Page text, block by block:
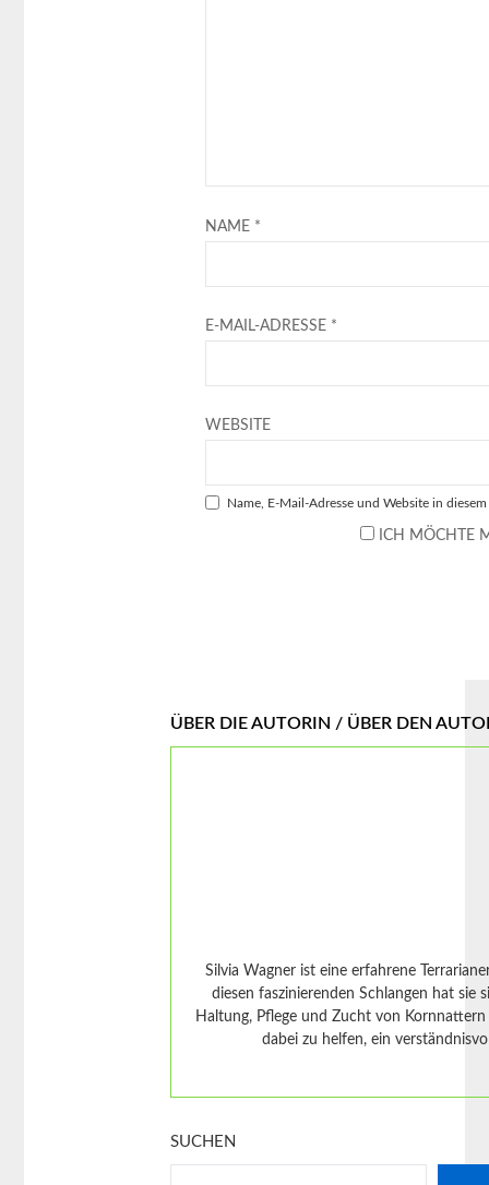
NAME *
E-MAIL-ADRESSE *
WEBSITE
Name, E-Mail-Adresse und Website in
ICH MÖCHTE
ÜBER DIE AUTORIN / ÜBER DEN
Silvia Wagner ist eine erfahrene
diesen faszinierenden Schlangen hat
Haltung, Pflege und Zucht von
dabei zu helfen, ein
SUCHEN